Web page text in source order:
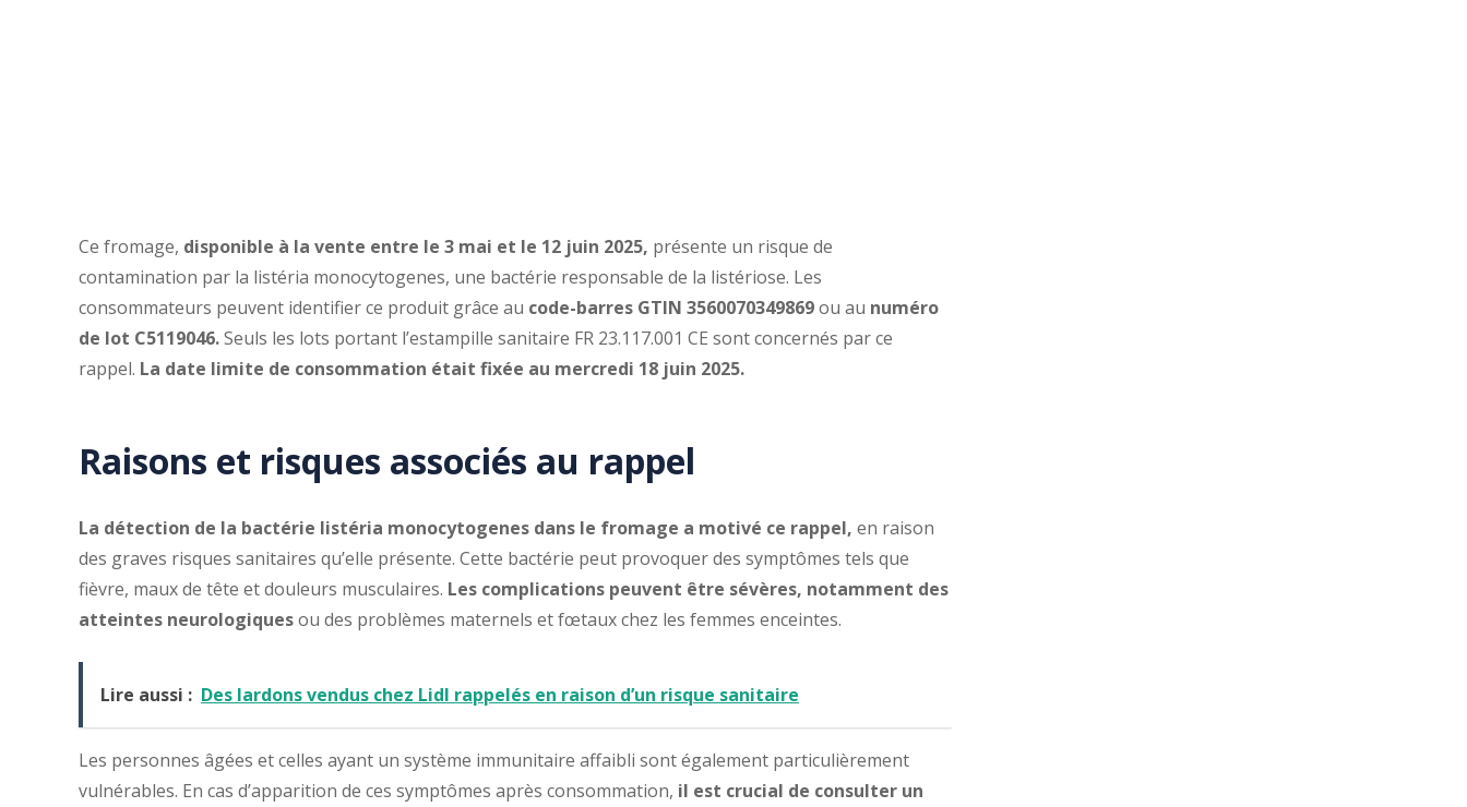
Ce fromage, disponible à la vente entre le 3 mai et le 12 juin 2025, présente un risque de
contamination par la listéria monocytogenes, une bactérie responsable de la listériose. Les
consommateurs peuvent identifier ce produit grâce au code-barres GTIN 3560070349869ou au numéro
de lot C5119046.Seuls les lots portant l’estampille sanitaire FR 23.117.001 CE sont concernés par ce
rappel. La date limite de consommation était fixée au mercredi 18 juin 2025.
Raisons et risques associés au rappel
La détection de la bactérie listéria monocytogenes dans le fromage a motivé ce rappel, en raison
des graves risques sanitaires qu’elle présente. Cette bactérie peut provoquer des symptômes tels que
fièvre, maux de tête et douleurs musculaires. Les complications peuvent être sévères, notamment des
atteintes neurologiquesou des problèmes maternels et fœtaux chez les femmes enceintes.
Lire aussi : Des lardons vendus chez Lidl rappelés en raison d’un risque sanitaire
Les personnes âgées et celles ayant un système immunitaire affaibli sont également particulièrement
vulnérables. En cas d’apparition de ces symptômes après consommation, il est crucial de consulter un